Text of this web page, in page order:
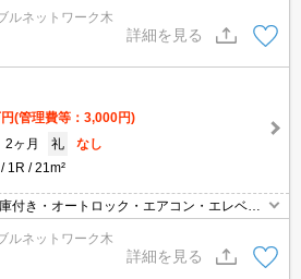
ルネットワーク木
詳細を見る
(管理費等：3,000円)
2ヶ月 礼
なし
1R 21m²
付き・オートロック・エアコン・エレベー
は☆仲介実績！総賃貸物件取扱数！最大手
へGO！(^^♪
ルネットワーク木
詳細を見る